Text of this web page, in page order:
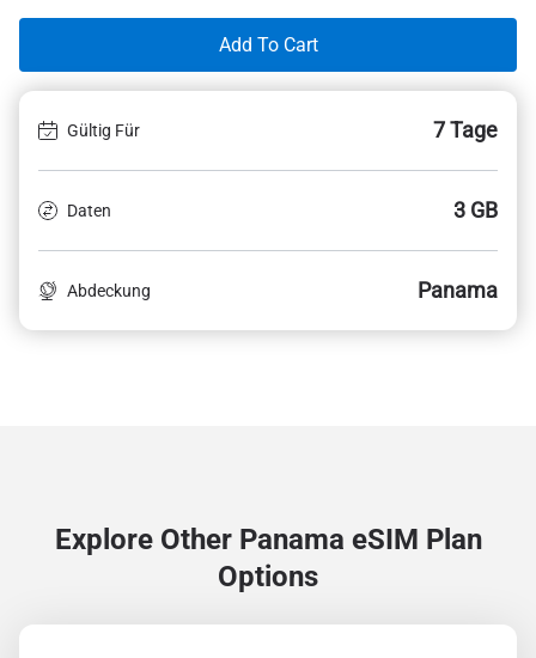
Add To Cart
Gültig Für 7 Tage
Daten 3 GB
Abdeckung Panama
Explore Other Panama eSIM Plan
Options